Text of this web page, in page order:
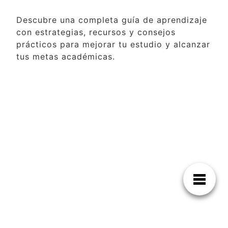
Descubre una completa guía de aprendizaje
con estrategias, recursos y consejos
prácticos para mejorar tu estudio y alcanzar
tus metas académicas.